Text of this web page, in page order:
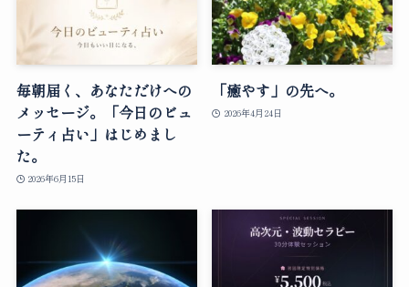
毎朝届く、あなただけへの
メッセージ。「今日のビュ
ーティ占い」はじめまし
た。
2026年6月15日
「癒やす」の先へ。
2026年4月24日